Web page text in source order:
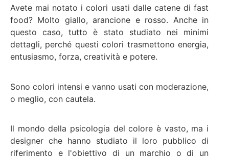
Avete mai notato i colori usati dalle catene di fast
food? Molto giallo, arancione e rosso. Anche in
questo caso, tutto è stato studiato nei minimi
dettagli, perché questi colori trasmettono energia,
entusiasmo, forza, creatività e potere.
Sono colori intensi e vanno usati con moderazione,
o meglio, con cautela.
Il mondo della psicologia del colore è vasto, ma i
designer che hanno studiato il loro pubblico di
riferimento e l'obiettivo di un marchio o di un